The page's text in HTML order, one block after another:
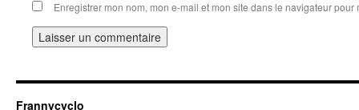
Enregistrer mon nom, mon e-mail et mon site dans le navigateur
Frannycyclo